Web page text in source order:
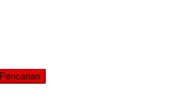
Pencarian